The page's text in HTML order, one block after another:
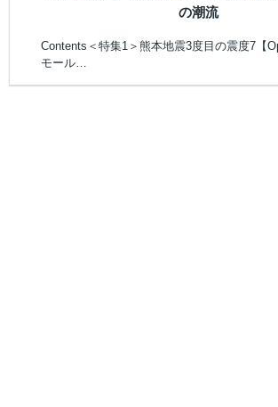
の潮流
Contents＜特集1＞熊本地震3度目の震度7【
モール…